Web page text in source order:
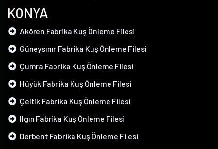
KONYA
Akören Fabrika Kuş Önleme Filesi
Güneysınır Fabrika Kuş Önleme Filesi
Çumra Fabrika Kuş Önleme Filesi
Hüyük Fabrika Kuş Önleme Filesi
Çeltik Fabrika Kuş Önleme Filesi
Ilgın Fabrika Kuş Önleme Filesi
Derbent Fabrika Kuş Önleme Filesi